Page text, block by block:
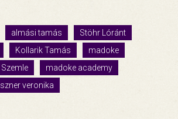
almási tamás
Stöhr Lóránt
Kollarik Tamás
madoke
madoke academy
veronika